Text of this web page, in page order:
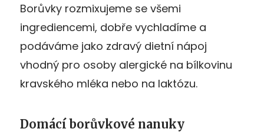
Borůvky rozmixujeme se všemi
ingrediencemi, dobře vychladíme a
podáváme jako zdravý dietní nápoj
vhodný pro osoby alergické na bílkovinu
kravského mléka nebo na laktózu.
Domácí borůvkové nanuky